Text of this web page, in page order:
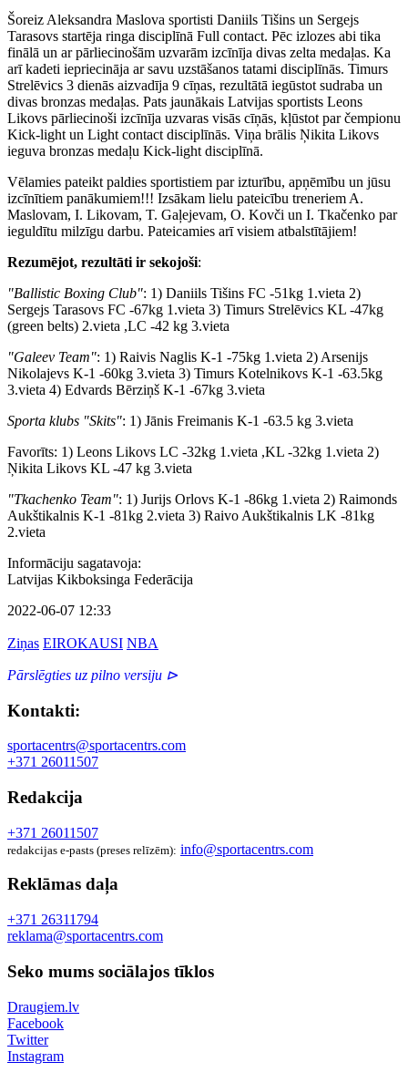
Šoreiz Aleksandra Maslova sportisti Daniils Tišins un Sergejs
Tarasovs startēja ringa disciplīnā Full contact. Pēc izlozes abi tika
finālā un ar pārliecinošām uzvarām izcīnīja divas zelta medaļas. Ka
arī kadeti iepriecināja ar savu uzstāšanos tatami disciplīnās. Timurs
Strelēvics 3 dienās aizvadīja 9 cīņas, rezultātā iegūstot sudraba un
divas bronzas medaļas. Pats jaunākais Latvijas sportists Leons
Likovs pārliecinoši izcīnīja uzvaras visās cīņās, kļūstot par čempionu
Kick-light un Light contact disciplīnās. Viņa brālis Ņikita Likovs
ieguva bronzas medaļu Kick-light disciplīnā.
Vēlamies pateikt paldies sportistiem par izturību, apņēmību un jūsu
izcīnītiem panākumiem!!! Izsākam lielu pateicību treneriem A.
Maslovam, I. Likovam, T. Gaļejevam, O. Kovči un I. Tkačenko par
ieguldītu milzīgu darbu. Pateicamies arī visiem atbalstītājiem!
Rezumējot, rezultāti ir sekojoši:
"Ballistic Boxing Club": 1) Daniils Tišins FC -51kg 1.vieta 2)
Sergejs Tarasovs FC -67kg 1.vieta 3) Timurs Strelēvics KL -47kg
(green belts) 2.vieta ,LC -42 kg 3.vieta
"Galeev Team": 1) Raivis Naglis K-1 -75kg 1.vieta 2) Arsenijs
Nikolajevs K-1 -60kg 3.vieta 3) Timurs Kotelnikovs K-1 -63.5kg
3.vieta 4) Edvards Bērziņš K-1 -67kg 3.vieta
Sporta klubs "Skits": 1) Jānis Freimanis K-1 -63.5 kg 3.vieta
Favorīts: 1) Leons Likovs LC -32kg 1.vieta ,KL -32kg 1.vieta 2)
Ņikita Likovs KL -47 kg 3.vieta
"Tkachenko Team": 1) Jurijs Orlovs K-1 -86kg 1.vieta 2) Raimonds
Aukštikalnis K-1 -81kg 2.vieta 3) Raivo Aukštikalnis LK -81kg
2.vieta
Informāciju sagatavoja:
Latvijas Kikboksinga Federācija
2022-06-07 12:33
Ziņas EIROKAUSI NBA
Pārslēgties uz pilno versiju ⊳
Kontakti:
sportacentrs@sportacentrs.com
+371 26011507
Redakcija
+371 26011507
redakcijas e-pasts (preses relīzēm): info@sportacentrs.com
Reklāmas daļa
+371 26311794
reklama@sportacentrs.com
Seko mums sociālajos tīklos
Draugiem.lv
Facebook
Twitter
Instagram